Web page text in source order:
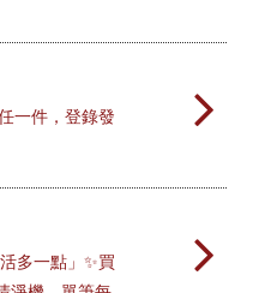
一件，登錄發
多一點」✨買